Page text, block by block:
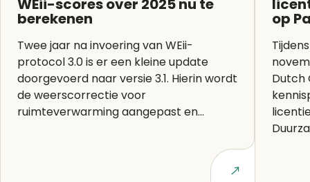
WEii-scores over 2025 nu te
berekenen
Twee jaar na invoering van WEii-
protocol 3.0 is er een kleine update
doorgevoerd naar versie 3.1. Hierin wordt
de weerscorrectie voor
ruimteverwarming aangepast en...
Lees artikel
op
Dutch